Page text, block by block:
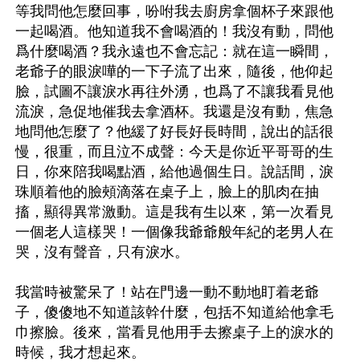
等我問他怎麼回事，吩咐我去廚房拿個杯子來跟他
一起喝酒。他知道我不會喝酒的！我沒有動，問他
爲什麼喝酒？我永遠也不會忘記：就在這一瞬間，
老爺子的眼淚嘩的一下子流了出來，隨後，他仰起
臉，試圖不讓淚水再往外湧，也爲了不讓我看見他
流淚，急促地催我去拿酒杯。我還是沒有動，焦急
地問他怎麼了？他緩了好長好長時間，說出的話很
慢，很重，而且泣不成聲：今天是你近平哥哥的生
日，你來陪我喝點酒，給他過個生日。說話間，淚
珠順着他的臉頰滴落在桌子上，臉上的肌肉在抽
搐，顯得異常激動。這是我有生以來，第一次看見
一個老人這樣哭！一個像我爺爺般年紀的老男人在
哭，沒有聲音，只有淚水。
我當時被驚呆了！站在門邊一動不動地盯着老爺
子，傻傻地不知道該幹什麼，包括不知道給他拿毛
巾擦臉。後來，當看見他用手去擦桌子上的淚水的
時候，我才想起來。